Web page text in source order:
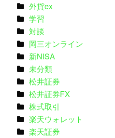
外貨ex
学習
対談
岡三オンライン
新NISA
未分類
松井証券
松井証券FX
株式取引
楽天ウォレット
楽天証券